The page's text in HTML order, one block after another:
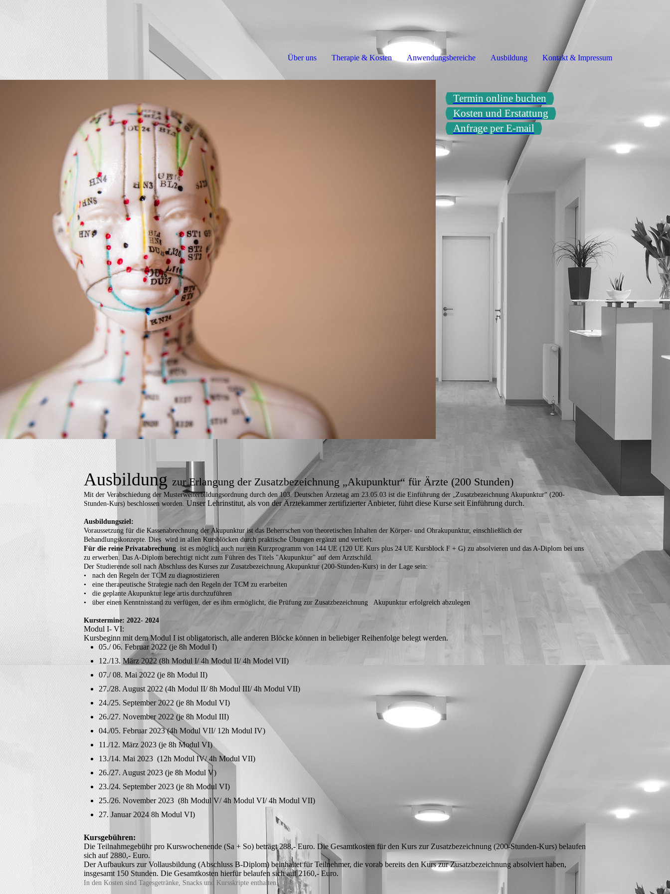
Über uns Therapie & Kosten Anwendungsbereiche Ausbildung Kontakt & Impressum
Termin online buchen
Kosten und Erstattung
Anfrage per E-mail
Ausbildung zur Erlangung der Zusatzbezeichnung „Akupunktur“ für Ärzte (200 Stunden)
Mit der Verabschiedung der Musterweiterbildungsordnung durch den 103. Deutschen Ärztetag am 23.05.03 ist die Einführung der „Zusatzbezeichnung Akupunktur“ (200-
Stunden-Kurs) beschlossen worden. Unser Lehrinstitut, als von der Ärztekammer zertifizierter Anbieter, führt diese Kurse seit Einführung durch.
Ausbildungsziel:
Voraussetzung für die Kassenabrechnung der Akupunktur ist das Beherrschen von theoretischen Inhalten der Körper- und Ohrakupunktur, einschließlich der
Behandlungskonzepte. Dies wird in allen Kursblöcken durch praktische Übungen ergänzt und vertieft.
Für die reine Privatabrechung ist es möglich auch nur ein Kurzprogramm von 144 UE (120 UE Kurs plus 24 UE Kursblock F + G) zu absolvieren und das A-Diplom bei uns
zu erwerben. Das A-Diplom berechtigt nicht zum Führen des Titels "Akupunktur" auf dem Arztschild.
Der Studierende soll nach Abschluss des Kurses zur Zusatzbezeichnung Akupunktur (200-Stunden-Kurs) in der Lage sein:
• nach den Regeln der TCM zu diagnostizieren
• eine therapeutische Strategie nach den Regeln der TCM zu erarbeiten
• die geplante Akupunktur lege artis durchzuführen
• über einen Kenntnisstand zu verfügen, der es ihm ermöglicht, die Prüfung zur Zusatzbezeichnung Akupunktur erfolgreich abzulegen
Kurstermine: 2022- 2024
Modul I- VI:
Kursbeginn mit dem Modul I ist obligatorisch, alle anderen Blöcke können in beliebiger Reihenfolge belegt werden.
05./ 06. Februar 2022 (je 8h Modul I)
12./13. März 2022 (8h Modul I/ 4h Modul II/ 4h Model VII)
07./ 08. Mai 2022 (je 8h Modul II)
27./28. August 2022 (4h Modul II/ 8h Modul III/ 4h Modul VII)
24./25. September 2022 (je 8h Modul VI)
26./27. November 2022 (je 8h Modul III)
04./05. Februar 2023 (4h Modul VII/ 12h Modul IV)
11./12. März 2023 (je 8h Modul VI)
13./14. Mai 2023 (12h Modul IV/ 4h Modul VII)
26./27. August 2023 (je 8h Modul V)
23./24. September 2023 (je 8h Modul VI)
25./26. November 2023 (8h Modul V/ 4h Modul VI/ 4h Modul VII)
27. Januar 2024 8h Modul VI)
Kursgebühren:
Die Teilnahmegebühr pro Kurswochenende (Sa + So) beträgt 288,- Euro. Die Gesamtkosten für den Kurs zur Zusatzbezeichnung (200-Stunden-Kurs) belaufen
sich auf 2880,- Euro.
Der Aufbaukurs zur Vollausbildung (Abschluss B-Diplom) beinhaltet für Teilnehmer, die vorab bereits den Kurs zur Zusatzbezeichnung absolviert haben,
insgesamt 150 Stunden. Die Gesamtkosten hierfür belaufen sich auf 2160,- Euro.
In den Kosten sind Tagesgetränke, Snacks und Kursskripte enthalten.